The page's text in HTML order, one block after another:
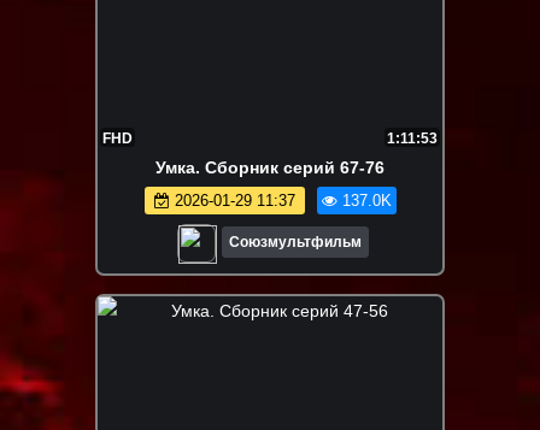
FHD 1:11:53
Умка. Сборник серий 67-76
2026-01-29 11:37 137.0K
Союзмультфильм